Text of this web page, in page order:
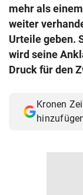
© Krone
Muthgasse 2,
mehr als
weiter
Urteile geben.
wird seine
Druck für den
Kronen